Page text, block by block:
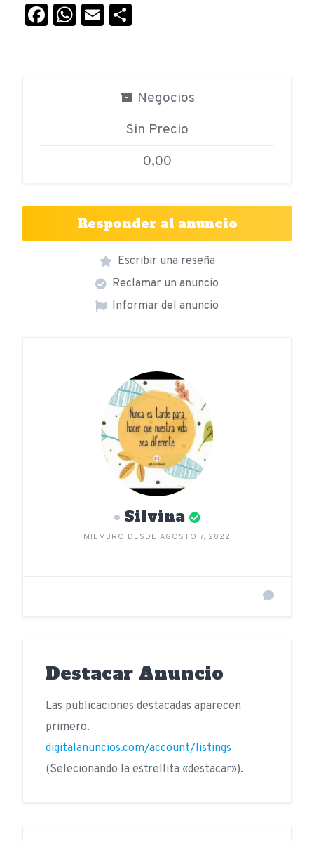
Facebook
WhatsApp
Email
Negocios
Sin Precio
0,00
Responder al anuncio
Escribir una reseña
Reclamar un anuncio
Informar del anuncio
Silvina
MIEMBRO DESDE AGOSTO 7, 2022
Destacar Anuncio
Las publicaciones destacadas aparecen
primero.
digitalanuncios.com/account/listings
(Selecionando la estrellita «destacar»).